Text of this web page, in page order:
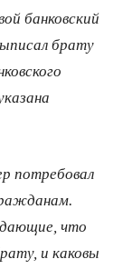
банковский
брату
потребовал
что
и каковы